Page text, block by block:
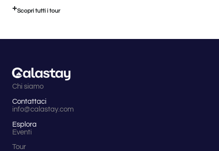
Scopri tutti i tour
Chi siamo
Contattaci
info@calastay.com
Esplora
Eventi
Tour